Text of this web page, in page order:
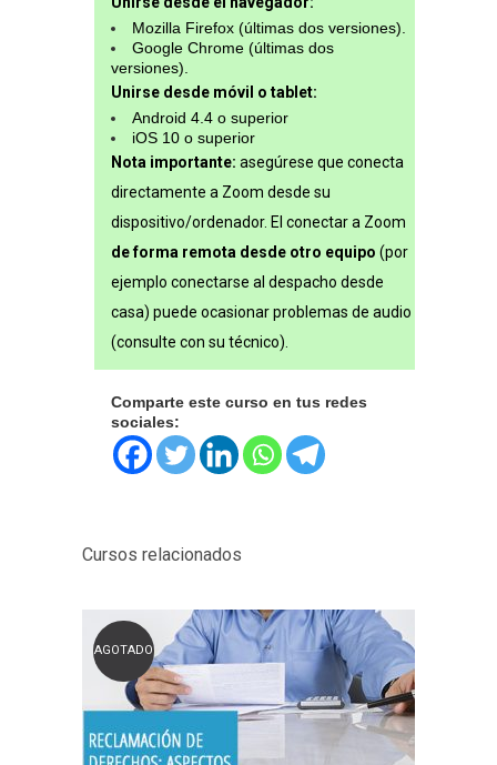
Mozilla Firefox (últimas dos versiones).
Google Chrome (últimas dos
versiones).
Unirse desde móvil o tablet:
Android 4.4 o superior
iOS 10 o superior
Nota importante: asegúrese que conecta
directamente a Zoom desde su
dispositivo/ordenador. El conectar a Zoom
de forma remota desde otro equipo (por
ejemplo conectarse al despacho desde
casa) puede ocasionar problemas de audio
(consulte con su técnico).
Comparte este curso en tus redes
sociales:
Cursos relacionados
AGOTADO